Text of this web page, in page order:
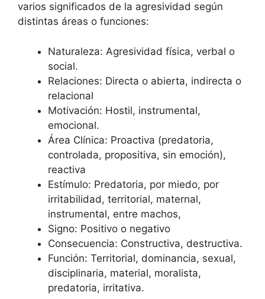
varios significados de la agresividad según
distintas áreas o funciones:
Naturaleza: Agresividad física, verbal o
social.
Relaciones: Directa o abierta, indirecta o
relacional
Motivación: Hostil, instrumental,
emocional.
Área Clínica: Proactiva (predatoria,
controlada, propositiva, sin emoción),
reactiva
Estímulo: Predatoria, por miedo, por
irritabilidad, territorial, maternal,
instrumental, entre machos,
Signo: Positivo o negativo
Consecuencia: Constructiva, destructiva.
Función: Territorial, dominancia, sexual,
disciplinaria, material, moralista,
predatoria, irritativa.